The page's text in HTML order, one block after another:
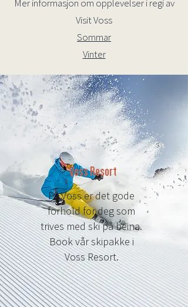
Mer informasjon om opplevelser i regi av
Visit Voss
Sommar
Vinter
Voss Resort
På Voss er det gode
forhold for deg som
trives med ski på beina.
Book vår skipakke i
Voss Resort.